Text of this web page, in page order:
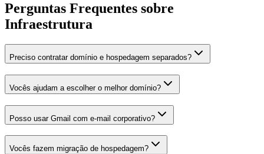
Perguntas Frequentes sobre
Infraestrutura
Preciso contratar domínio e hospedagem separados?
Vocês ajudam a escolher o melhor domínio?
Posso usar Gmail com e-mail corporativo?
Vocês fazem migração de hospedagem?